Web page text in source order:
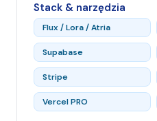
Stack & narzędzia
Flux / Lora / Atria
Supabase
Stripe
Vercel PRO